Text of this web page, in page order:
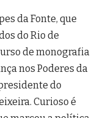
da Fonte, que
do Rio de
de monografia
nos Poderes da
do
Curioso é